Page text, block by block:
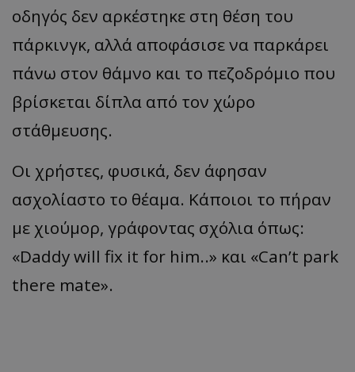
οδηγός δεν αρκέστηκε στη θέση του
πάρκινγκ, αλλά αποφάσισε να παρκάρει
πάνω στον θάμνο και το πεζοδρόμιο που
βρίσκεται δίπλα από τον χώρο
στάθμευσης.
Οι χρήστες, φυσικά, δεν άφησαν
ασχολίαστο το θέαμα. Κάποιοι το πήραν
με χιούμορ, γράφοντας σχόλια όπως:
«Daddy will fix it for him..» και «Can’t park
there mate».